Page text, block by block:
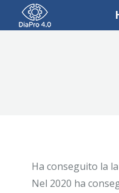
Ha conseguito la
Nel 2020 ha